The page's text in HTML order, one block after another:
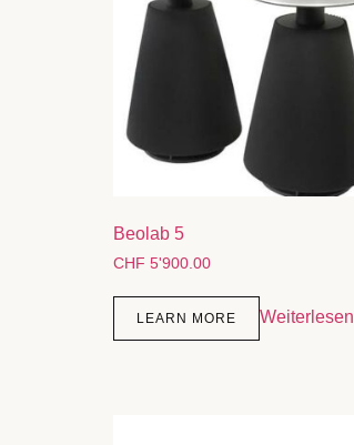
Beolab 5
CHF 5'900.00
LEARN MORE Weiterlesen